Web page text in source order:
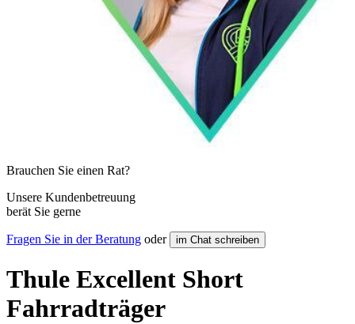
Brauchen Sie einen Rat?
Unsere Kundenbetreuung
berät Sie gerne
Fragen Sie in der Beratung oder im Chat schreiben
Thule Excellent Short
Fahrradträger